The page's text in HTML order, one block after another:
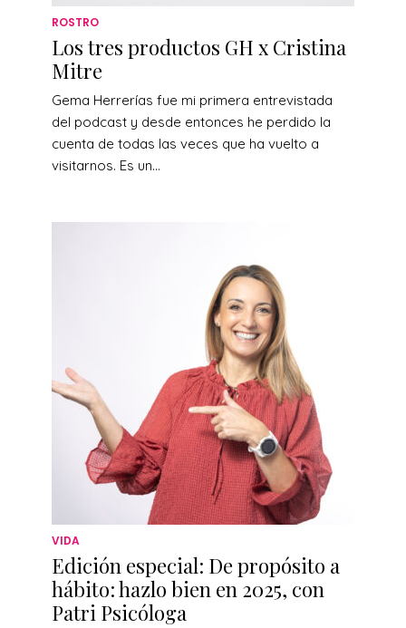
ROSTRO
Los tres productos GH x Cristina
Mitre
Gema Herrerías fue mi primera entrevistada
del podcast y desde entonces he perdido la
cuenta de todas las veces que ha vuelto a
visitarnos. Es un...
VIDA
Edición especial: De propósito a
hábito: hazlo bien en 2025, con
Patri Psicóloga